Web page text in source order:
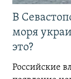
В
моря
это?
Российские